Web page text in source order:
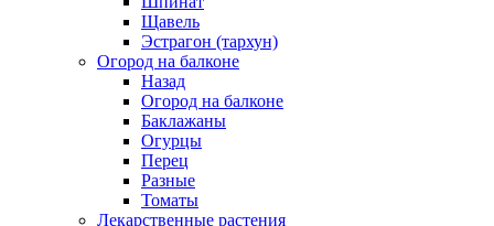
Щавель
Эстрагон (тархун)
Огород на балконе
Назад
Огород на балконе
Баклажаны
Огурцы
Перец
Разные
Томаты
Лекарственные растения